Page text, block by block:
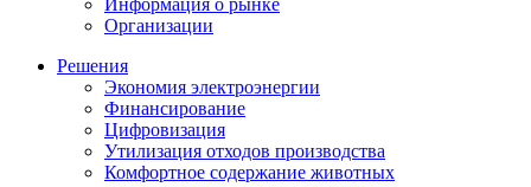
Информация о рынке
Организации
Решения
Экономия электроэнергии
Финансирование
Цифровизация
Утилизация отходов производства
Комфортное содержание животных